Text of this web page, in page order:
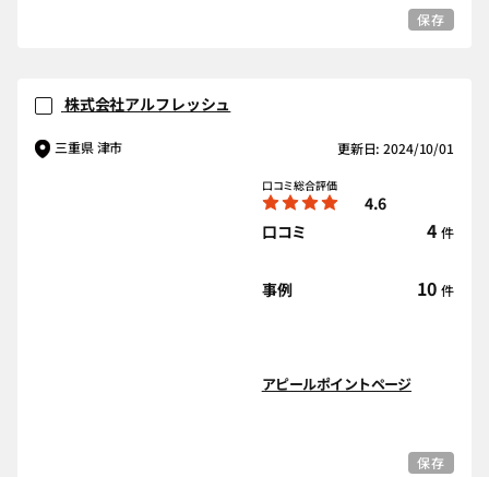
保存
株式会社アルフレッシュ
三重県 津市 更新日: 2024/10/01
口コミ総合評価
4.6
口コミ
4 件
事例 10 件
アピールポイントページ
保存